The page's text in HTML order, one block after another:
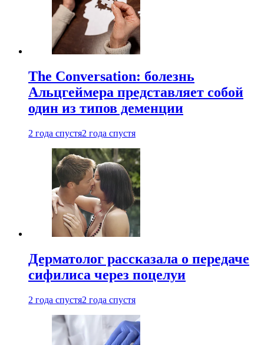
The Conversation: болезнь
Альцгеймера представляет собой
один из типов деменции
2 года спустя2 года спустя
Дерматолог рассказала о передаче
сифилиса через поцелуи
2 года спустя2 года спустя